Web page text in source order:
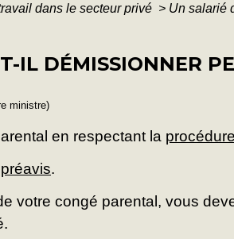
dans le secteur privé > Un salarié
IL DÉMISSIONNER
ministre)
en respectant la
préavis.
votre congé parental, vous